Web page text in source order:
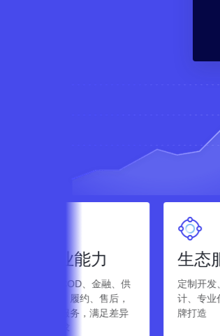
生态服务
定制开发、个性化设
计、专业代运营、品
牌打造